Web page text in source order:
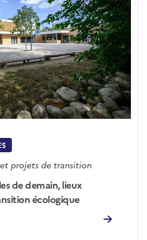
projets de transition
de demain, lieux
écologique